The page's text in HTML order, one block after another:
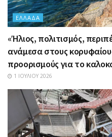
ΕΛΛΆΔΑ
«Ήλιος, πολιτισμός,
ανάμεσα στους
προορισμούς για το
1 ΙΟΥΛΊΟΥ 2026